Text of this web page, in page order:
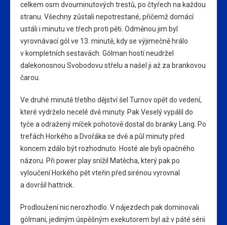
celkem osm dvouminutových trestů, po čtyřech na každou
stranu. Všechny zůstali nepotrestané, přičemž domácí
ustáli i minutu ve třech proti pěti. Odměnou jim byl
vyrovnávací gól ve 13. minutě, kdy se výjimečně hrálo
v kompletních sestavách. Gólman hostí neudržel
dalekonosnou Svobodovu střelu a našel ji až za brankovou
čarou.
Ve druhé minutě třetího dějství šel Turnov opět do vedení,
které vydrželo necelé dvě minuty. Pak Veselý vypálil do
tyče a odražený míček pohotově dostal do branky Lang. Po
trefách Horkého a Dvořáka se dvě a půl minuty před
koncem zdálo být rozhodnuto. Hosté ale byli opačného
názoru. Při power play snížil Matěcha, který pak po
vyloučení Horkého pět vteřin před sirénou vyrovnal
a dovršil hattrick.
Prodloužení nic nerozhodlo. V nájezdech pak dominovali
gólmani, jediným úspěšným exekutorem byl až v páté sérii